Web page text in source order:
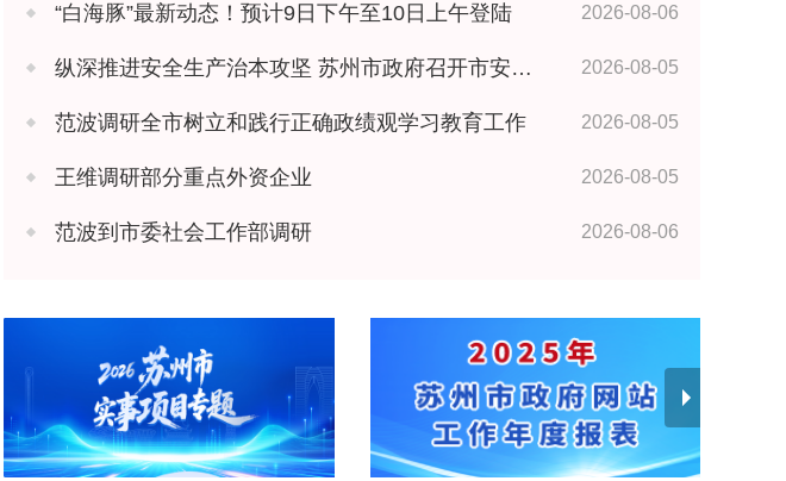
“白海豚”最新动态！预计9日下午至10日上午登陆 2026-08-06
纵深推进安全生产治本攻坚 苏州市政府召开市安委会全体成员（扩大）会议 王维讲话 2026-08-05
范波调研全市树立和践行正确政绩观学习教育工作 2026-08-05
王维调研部分重点外资企业 2026-08-05
范波到市委社会工作部调研 2026-08-06